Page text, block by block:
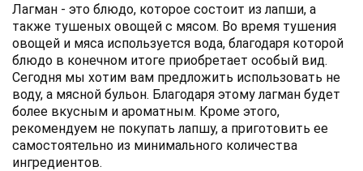
Лагман - это блюдо, которое состоит из лапши, а
также тушеных овощей с мясом. Во время тушения
овощей и мяса используется вода, благодаря которой
блюдо в конечном итоге приобретает особый вид.
Сегодня мы хотим вам предложить использовать не
воду, а мясной бульон. Благодаря этому лагман будет
более вкусным и ароматным. Кроме этого,
рекомендуем не покупать лапшу, а приготовить ее
самостоятельно из минимального количества
ингредиентов.